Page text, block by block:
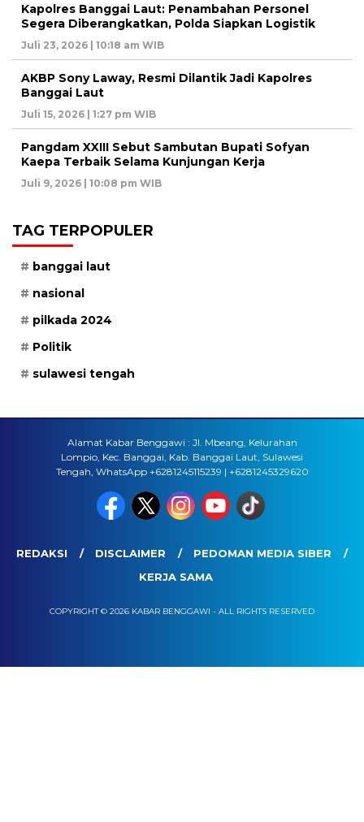
Kapolres Banggai Laut: Penambahan Personel
Segera Diberangkatkan, Polda Siapkan Logistik
Juli 23, 2026 | 10:18 am WIB
AKBP Sony Laway, Resmi Dilantik Jadi Kapolres
Banggai Laut
Juli 15, 2026 | 1:27 pm WIB
Pangdam XXIII Sebut Sambutan Bupati Sofyan
Kaepa Terbaik Selama Kunjungan Kerja
Juli 9, 2026 | 10:08 pm WIB
TAG TERPOPULER
banggai laut
nasional
pilkada 2024
Politik
sulawesi tengah
Alamat Kabar Benggawi : Jl. Mbeang, Kelurahan
Lompio, Kec. Banggai, Kab. Banggai Laut, Sulawesi
Tengah, WhatsApp +6281245115239 | +6281245329620
REDAKSI DISCLAIMER
PEDOMAN MEDIA SIBER
KERJA SAMA
COPYRIGHT © 2026 KABAR BENGGAWI - ALL RIGHTS RESERVED